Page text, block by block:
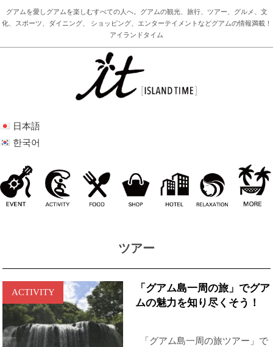
グアムを愛しグアムを楽しむすべての人へ。グアムの観光、旅行、ツアー、グルメ、文
化、スポーツ、ダイニング、 ショッピング、エンターテイメントなどグアムの情報満載！
アイランドタイム
日本語
한국어
ツアー
ACTIVITY
「グアム島一周の旅」でグア
ムの魅力を知り尽くそう！
「グアム島一周の旅ツアー」で